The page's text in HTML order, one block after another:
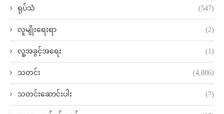
ရုပ်သံ (547)
လူမျိုးရေးရာ (2)
လူ့အခွင့်အရေး (1)
သတင်း (4,886)
သတင်းဆောင်းပါး (7)